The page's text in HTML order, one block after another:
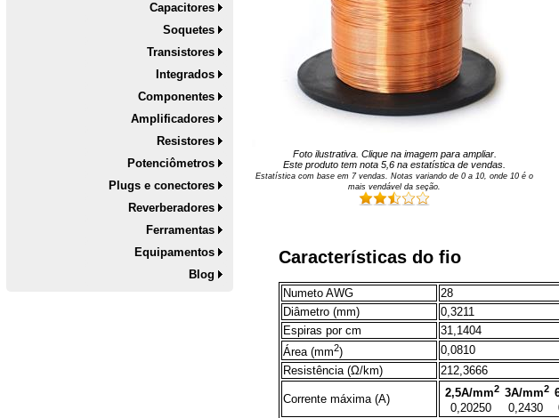
Capacitores
Soquetes
Transistores
Integrados
Componentes
Amplificadores
Resistores
Potenciômetros
Plugs e conectores
Reverberadores
Ferramentas
Equipamentos
Blog
Foto ilustrativa. Clique na imagem para ampliar.
Este produto tem nota5,6 na estatística de vendas.
Estatística com base em 7vendas. Notas variando de0 a 10 , onde 10 é o
mais vendável da seção.
Características do fio
Numeto AWG
28
Diâmetro (mm)
0,3211
Espiras por cm
31,1404
Área (mm2)
0,0810
Resistência (Ω/km)
212,3666
Corrente máxima (A) 2,5A/mm2 3A/mm2
0,20250 0,2430